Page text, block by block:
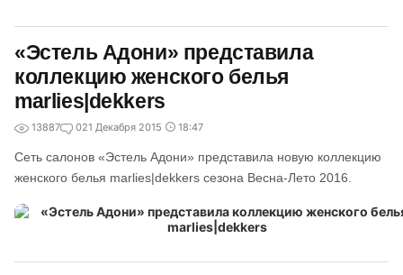
«Эстель Адони» представила
коллекцию женского белья
marlies|dekkers
13887 021 Декабря 2015 18:47
Сеть салонов «Эстель Адони» представила новую коллекцию
женского белья marlies|dekkers сезона Весна-Лето 2016.